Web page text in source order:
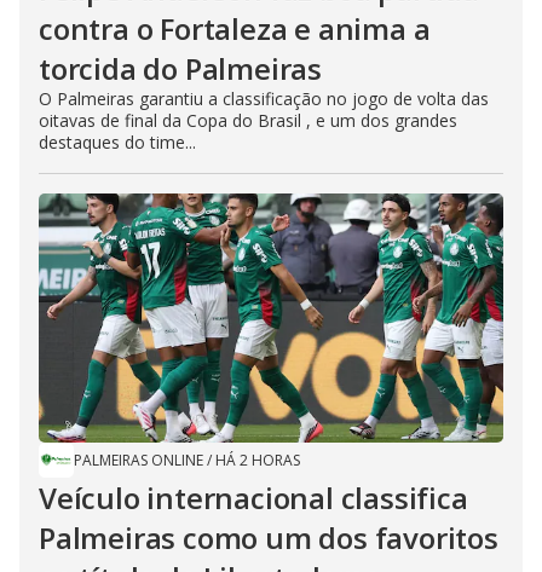
contra o Fortaleza e anima a
torcida do Palmeiras
O Palmeiras garantiu a classificação no jogo de volta das
oitavas de final da Copa do Brasil , e um dos grandes
destaques do time...
PALMEIRAS ONLINE/ HÁ 2 HORAS
Veículo internacional classifica
Palmeiras como um dos favoritos